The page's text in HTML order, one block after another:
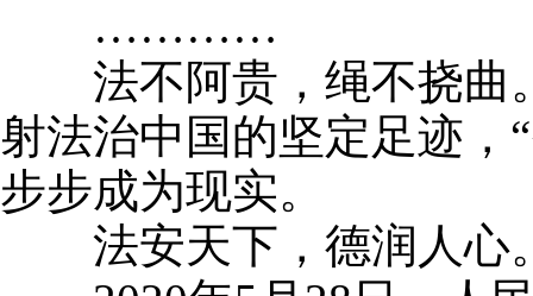
…………
法不阿贵，绳不挠曲。
射法治中国的坚定足迹，
步步成为现实。
法安天下，德润人心。